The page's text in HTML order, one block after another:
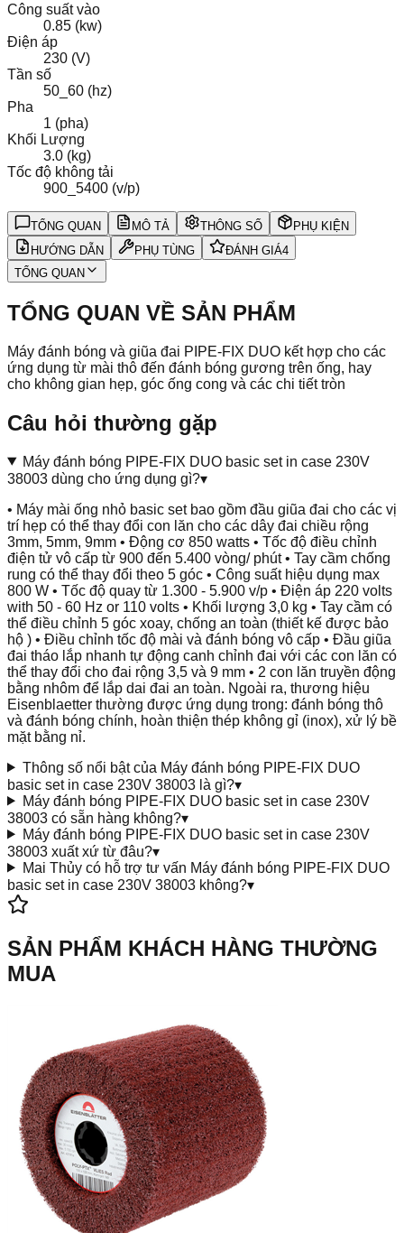
Công suất vào
0.85 (kw)
Điện áp
230 (V)
Tần số
50_60 (hz)
Pha
1 (pha)
Khối Lượng
3.0 (kg)
Tốc độ không tải
900_5400 (v/p)
TỔNG QUAN MÔ TẢ THÔNG SỐ
PHỤ KIỆN
HƯỚNG DẪN
PHỤ TÙNG ĐÁNH GIÁ4
TỔNG QUAN
TỔNG QUAN VỀ SẢN PHẨM
Máy đánh bóng và giũa đai PIPE-FIX DUO kết hợp cho các
ứng dụng từ mài thô đến đánh bóng gương trên ống, hay
cho không gian hẹp, góc ống cong và các chi tiết tròn
Câu hỏi thường gặp
Máy đánh bóng PIPE-FIX DUO basic set in case 230V
38003 dùng cho ứng dụng gì?▾
• Máy mài ống nhỏ basic set bao gồm đầu giũa đai cho các vị
trí hẹp có thể thay đổi con lăn cho các dây đai chiều rộng
3mm, 5mm, 9mm • Động cơ 850 watts • Tốc độ điều chỉnh
điện tử vô cấp từ 900 đến 5.400 vòng/ phút • Tay cầm chống
rung có thể thay đổi theo 5 góc • Công suất hiệu dụng max
800 W • Tốc độ quay từ 1.300 - 5.900 v/p • Điện áp 220 volts
with 50 - 60 Hz or 110 volts • Khối lượng 3,0 kg • Tay cầm có
thể điều chỉnh 5 góc xoay, chống an toàn (thiết kế được bảo
hộ ) • Điều chỉnh tốc độ mài và đánh bóng vô cấp • Đầu giũa
đai tháo lắp nhanh tự động canh chỉnh đai với các con lăn có
thể thay đổi cho đai rộng 3,5 và 9 mm • 2 con lăn truyền động
bằng nhôm để lắp dai đai an toàn. Ngoài ra, thương hiệu
Eisenblaetter thường được ứng dụng trong: đánh bóng thô
và đánh bóng chính, hoàn thiện thép không gỉ (inox), xử lý bề
mặt bằng nỉ.
Thông số nổi bật của Máy đánh bóng PIPE-FIX DUO
basic set in case 230V 38003 là gì?▾
Máy đánh bóng PIPE-FIX DUO basic set in case 230V
38003 có sẵn hàng không?▾
Máy đánh bóng PIPE-FIX DUO basic set in case 230V
38003 xuất xứ từ đâu?▾
Mai Thủy có hỗ trợ tư vấn Máy đánh bóng PIPE-FIX DUO
basic set in case 230V 38003 không?▾
SẢN PHẨM KHÁCH HÀNG THƯỜNG
MUA